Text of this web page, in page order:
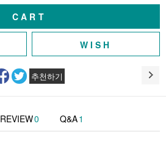
WISH
추천하기
REVIEW0 Q&A1